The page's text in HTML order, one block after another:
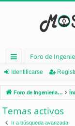
nl
ac
es
rá
Foro de
Identificarse
Foro de Ingenieria Civil & Arquitectura
Temas activos
Ir a búsqueda avanzada